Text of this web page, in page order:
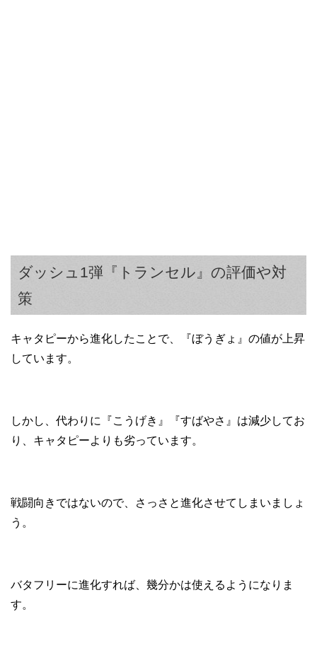
ダッシュ1弾『トランセル』の評価や対
策
キャタピーから進化したことで、『ぼうぎょ』の値が上昇
しています。
しかし、代わりに『こうげき』『すばやさ』は減少してお
り、キャタピーよりも劣っています。
戦闘向きではないので、さっさと進化させてしまいましょ
う。
バタフリーに進化すれば、幾分かは使えるようになりま
す。